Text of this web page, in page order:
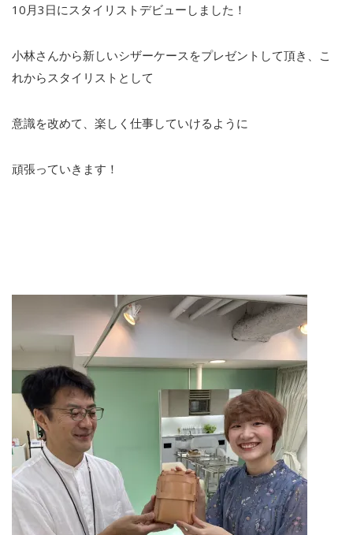
10月3日にスタイリストデビューしました！
小林さんから新しいシザーケースをプレゼントして頂き、こ
れからスタイリストとして
意識を改めて、楽しく仕事していけるように
頑張っていきます！